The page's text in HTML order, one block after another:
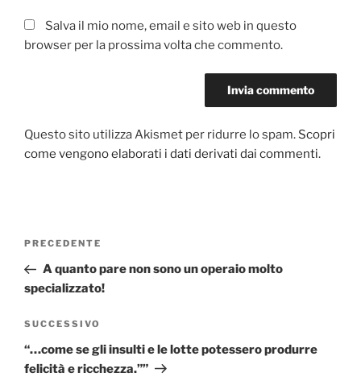
Salva il mio nome, email e sito web in questo
browser per la prossima volta che commento.
Questo sito utilizza Akismet per ridurre lo spam. Scopri
come vengono elaborati i dati derivati dai commenti.
Navigazione
Articolo
precedente:
PRECEDENTE
A quanto pare non sono un operaio molto
specializzato!
Articolo
successivo
SUCCESSIVO
“…come se gli insulti e le lotte potessero produrre
felicità e ricchezza.””